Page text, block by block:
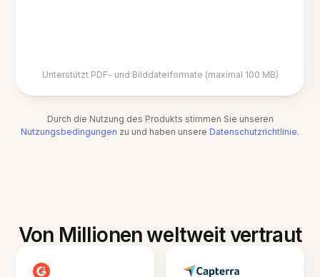
Unterstützt PDF- und Bilddateiformate (maximal 100 MB)
Durch die Nutzung des Produkts stimmen Sie unseren
Nutzungsbedingungen zu und haben unsere Datenschutzrichtlinie.
Von Millionen weltweit vertraut